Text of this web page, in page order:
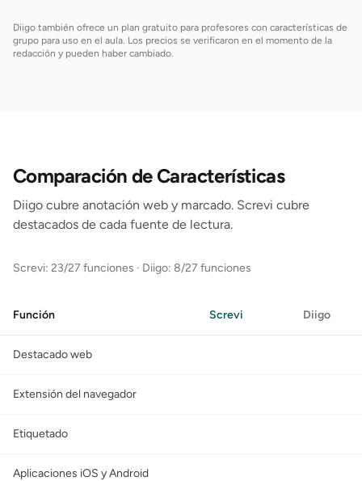
Diigo también ofrece un plan gratuito para profesores con características de
grupo para uso en el aula. Los precios se verificaron en el momento de la
redacción y pueden haber cambiado.
Comparación de Características
Diigo cubre anotación web y marcado. Screvi cubre
destacados de cada fuente de lectura.
Screvi: 23/27 funciones · Diigo: 8/27 funciones
Función Screvi Diigo
Destacado web
Extensión del navegador
Etiquetado
Aplicaciones iOS y Android